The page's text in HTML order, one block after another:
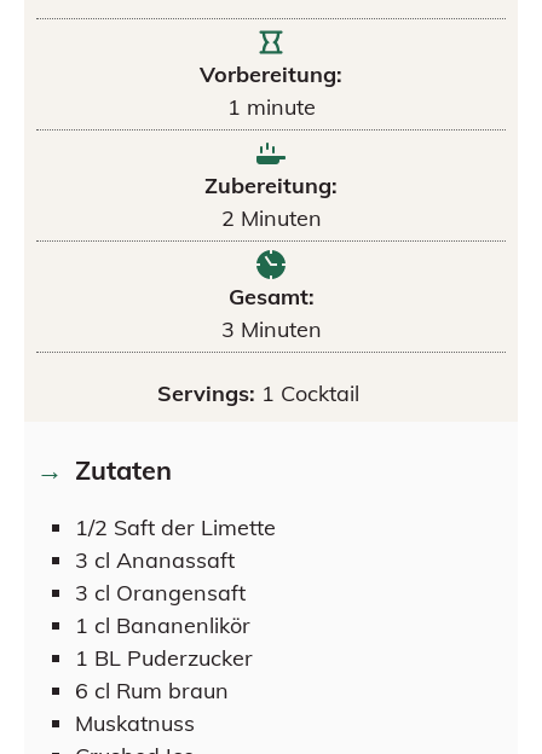
Vorbereitung:
1 minute
Zubereitung:
2 Minuten
Gesamt:
3 Minuten
Servings: 1 Cocktail
Zutaten
1/2 Saft der Limette
3 cl Ananassaft
3 cl Orangensaft
1 cl Bananenlikör
1 BL Puderzucker
6 cl Rum braun
Muskatnuss